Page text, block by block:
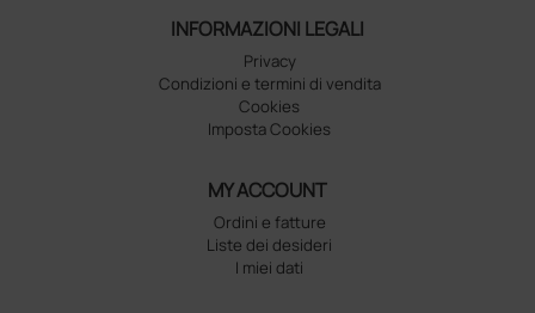
INFORMAZIONI LEGALI
Privacy
Condizioni e termini di vendita
Cookies
Imposta Cookies
MY ACCOUNT
Ordini e fatture
Liste dei desideri
I miei dati